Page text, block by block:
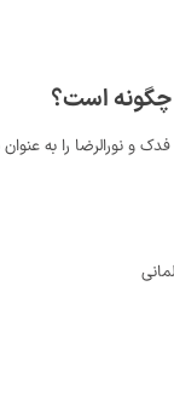
چگونه است؟
و نورالرضا را به